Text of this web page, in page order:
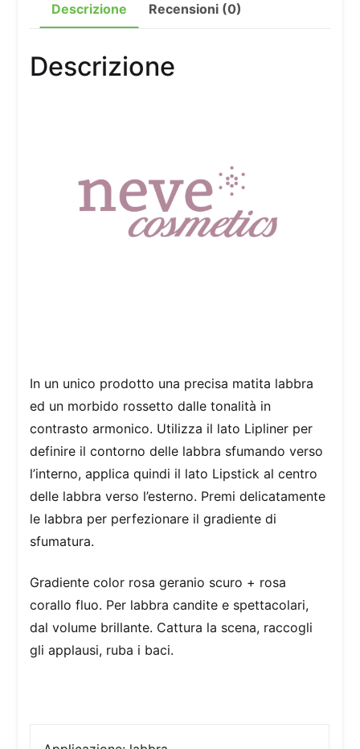
Descrizione Recensioni (0)
Descrizione
In un unico prodotto una precisa matita labbra
ed un morbido rossetto dalle tonalità in
contrasto armonico. Utilizza il lato Lipliner per
definire il contorno delle labbra sfumando verso
l’interno, applica quindi il lato Lipstick al centro
delle labbra verso l’esterno. Premi delicatamente
le labbra per perfezionare il gradiente di
sfumatura.
Gradiente color rosa geranio scuro + rosa
corallo fluo. Per labbra candite e spettacolari,
dal volume brillante. Cattura la scena, raccogli
gli applausi, ruba i baci.